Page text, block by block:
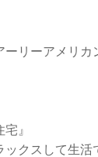
リーアメリ
』
クスして生